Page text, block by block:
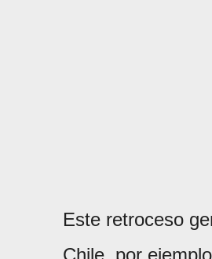
Este retroceso